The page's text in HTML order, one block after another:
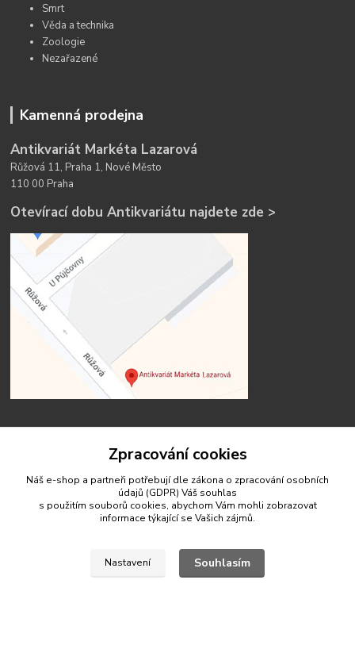
Smrt
Věda a technika
Zoologie
Nezařazené
Kamenná prodejna
Antikvariát Markéta Lazarová
Růžová 11, Praha 1, Nové Město
110 00 Praha
Otevírací dobu Antikvariátu najdete zde >
antikvariat.marketa.lazarova@gmail.com
Zpracování cookies
Náš e-shop a partneři potřebují dle zákona o zpracování osobních
údajů (GDPR) Váš souhlas
s použitím souborů cookies, abychom Vám mohli zobrazovat
informace týkající se Vašich zájmů.
Nastavení Souhlasím